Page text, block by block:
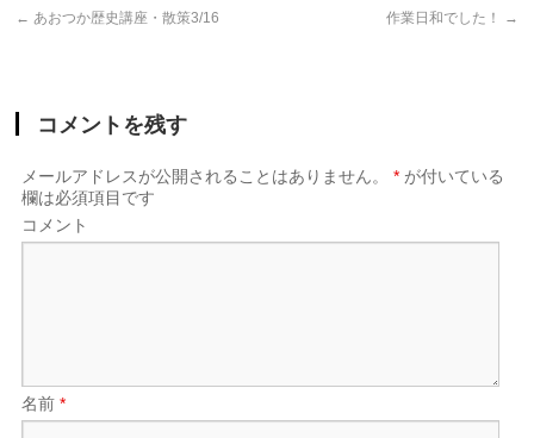
← あおつか歴史講座・散策3/16 作業日和でした！ →
コメントを残す
メールアドレスが公開されることはありません。 * が付いている
欄は必須項目です
コメント
名前*